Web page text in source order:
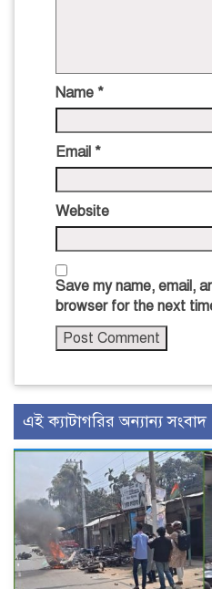
Name *
Email *
Website
Save my name, email,
browser for the next
এই ক্যাটাগরির অন্যান্য সংবাদ